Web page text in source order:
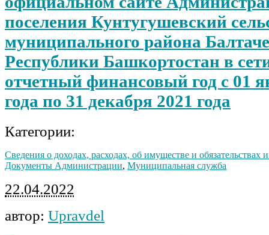
поселения Кунтугушевский
муниципального района
Республики Башкортостан в
отчетный финансовый год с 01
года по 31 декабря 2021 года
Категории:
Сведения о доходах, расходах, об имуществе и обязательствах
Документы Администрации, Муниципальная служба
22.04.2022
автор: Upravdel